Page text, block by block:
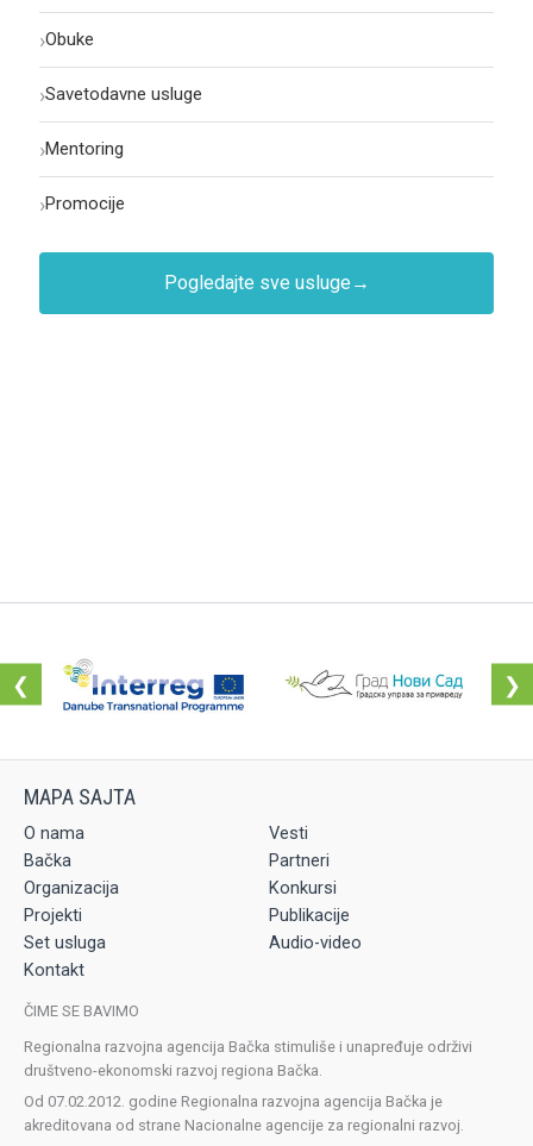
›Obuke
›Savetodavne usluge
›Mentoring
›Promocije
Pogledajte sve usluge →
❮ ❯
O nama
Vesti
Bačka
Partneri
Organizacija
Konkursi
Projekti
Publikacije
Set usluga
Audio-video
Kontakt
ČIME SE BAVIMO
Regionalna razvojna agencija Bačka stimuliše i unapređuje održivi
društveno-ekonomski razvoj regiona Bačka.
Od 07.02.2012. godine Regionalna razvojna agencija Bačka je
akreditovana od strane Nacionalne agencije za regionalni razvoj.